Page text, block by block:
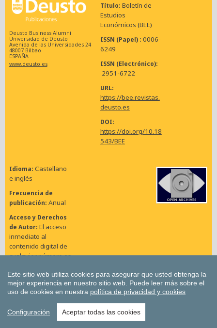
Deusto Business Alumni
Universidad de Deusto
Avenida de las Universidades 24
48007 Bilbao
ESPAÑA
www.deusto.es
Título Boletín de
Estudios
Económicos (BEE)
ISSN (Papel) 0006-
6249
ISSN (Electrónico)
2951-6722
URL
https://bee.revistas.
deusto.es
DOI
https://doi.org/10.18
543/BEE
Idioma Castellano
e inglés
Frecuencia de
publicación Anual
Acceso y Derechos
de Autor El acceso
inmediato al
contenido digital de
cualquier número es
trabajos podrán
descargarse, copiar
y difundir, sin fines
comerciales. Véase
la sección “Política
de Acceso Abierto,
Este sitio web utiliza cookies para asegurar que usted obtenga la
mejor experiencia en nuestro sitio web. Puede leer más sobre el
uso de cookies en nuestra política de privacidad y cookies
Configuración Aceptar todas las cookies